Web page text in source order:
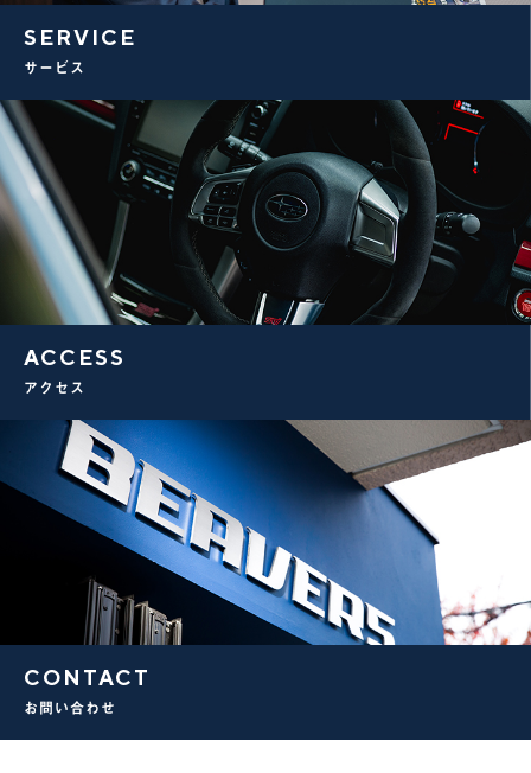
SERVICE
サービス
ACCESS
アクセス
CONTACT
お問い合わせ